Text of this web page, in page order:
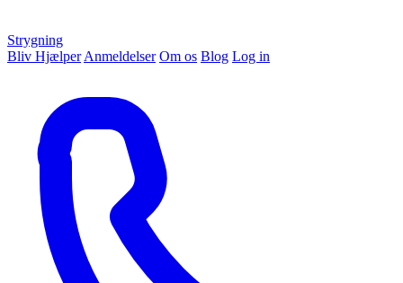
Strygning
Bliv Hjælper Anmeldelser Om os Blog Log in